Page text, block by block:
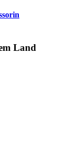
Land